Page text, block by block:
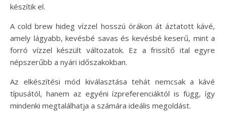
készítik el.
A cold brew hideg vízzel hosszú órákon át áztatott kávé,
amely lágyabb, kevésbé savas és kevésbé keserű, mint a
forró vízzel készült változatok. Ez a frissítő ital egyre
népszerűbb a nyári időszakokban.
Az elkészítési mód kiválasztása tehát nemcsak a kávé
típusától, hanem az egyéni ízpreferenciáktól is függ, így
mindenki megtalálhatja a számára ideális megoldást.